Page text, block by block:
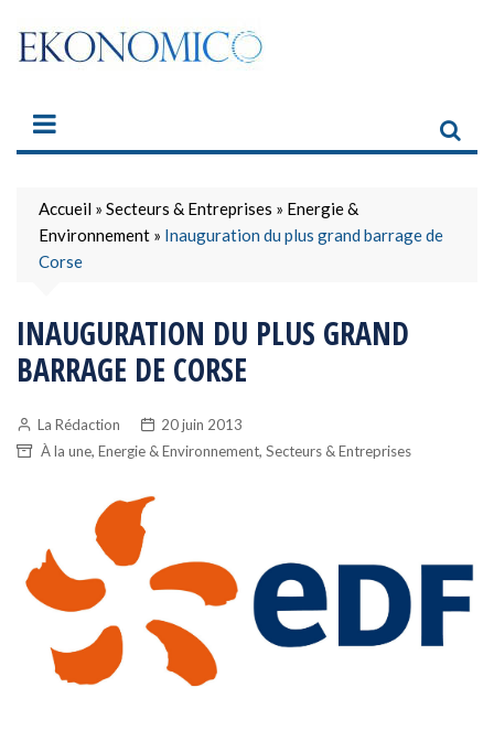
content
Accueil » Secteurs & Entreprises » Energie &
Environnement » Inauguration du plus grand barrage de
Corse
INAUGURATION DU PLUS GRAND
BARRAGE DE CORSE
La Rédaction
20 juin 2013
À la une, Energie & Environnement, Secteurs & Entreprises